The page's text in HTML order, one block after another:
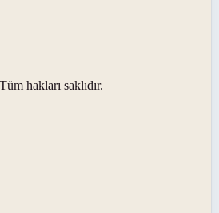
hakları saklıdır.